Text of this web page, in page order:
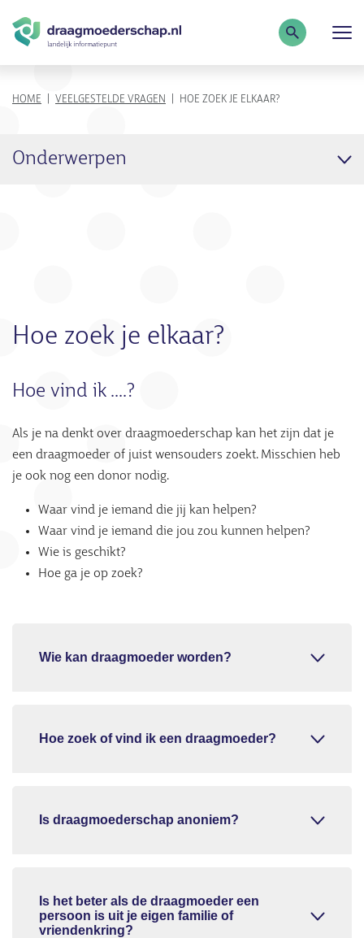
Zoekterm
KRUIMELPAD
HOME VEELGESTELDE VRAGEN HOE ZOEK JE ELKAAR?
Onderwerpen
Hoe zoek je elkaar?
Hoe vind ik ....?
Als je na denkt over draagmoederschap kan het zijn dat je
een draagmoeder of juist wensouders zoekt. Misschien heb
je ook nog een donor nodig.
Waar vind je iemand die jij kan helpen?
Waar vind je iemand die jou zou kunnen helpen?
Wie is geschikt?
Hoe ga je op zoek?
Wie kan draagmoeder worden?
Hoe zoek of vind ik een draagmoeder?
Is draagmoederschap anoniem?
Is het beter als de draagmoeder een
persoon is uit je eigen familie of
vriendenkring?